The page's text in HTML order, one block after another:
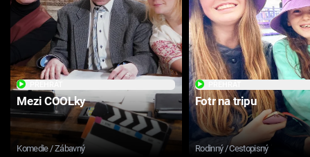
Mezi COOLky
Komedie / Zábavný
Fotr na tripu
Rodinný / Cestopisný